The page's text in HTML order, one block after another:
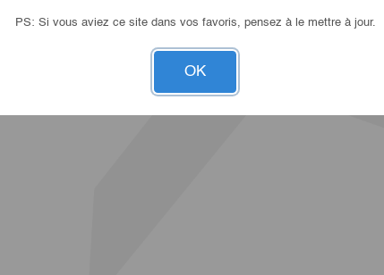
PS: Si vous aviez ce site dans vos favoris, pensez à le mettre à jour.
OK